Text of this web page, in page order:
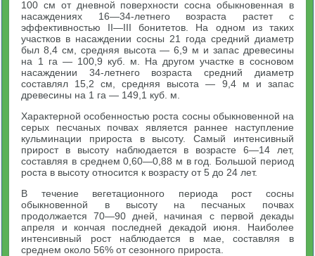
100 см от дневной поверхности сосна обыкновенная в
насаждениях 16—34-летнего возраста растет с
эффективностью II—III бонитетов. На одном из таких
участков в насаждении сосны 21 года средний диаметр
был 8,4 см, средняя высота — 6,9 м и запас древесины
на 1 га — 100,9 куб. м. На другом участке в сосновом
насаждении 34-летнего возраста средний диаметр
составлял 15,2 см, средняя высота — 9,4 м и запас
древесины на 1 га — 149,1 куб. м.
Характерной особенностью роста сосны обыкновенной на
серых песчаных почвах является раннее наступление
кульминации прироста в высоту. Самый интенсивный
прирост в высоту наблюдается в возрасте 6—14 лет,
составляя в среднем 0,60—0,88 м в год. Большой период
роста в высоту относится к возрасту от 5 до 24 лет.
В течение вегетационного периода рост сосны
обыкновенной в высоту на песчаных почвах
продолжается 70—90 дней, начиная с первой декады
апреля и кончая последней декадой июня. Наиболее
интенсивный рост наблюдается в мае, составляя в
среднем около 56% от сезонного прироста.